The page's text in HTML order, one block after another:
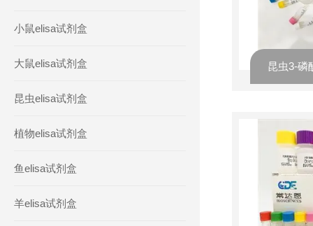
小鼠elisa试剂盒
大鼠elisa试剂盒
昆虫elisa试剂盒
植物elisa试剂盒
鱼elisa试剂盒
羊elisa试剂盒